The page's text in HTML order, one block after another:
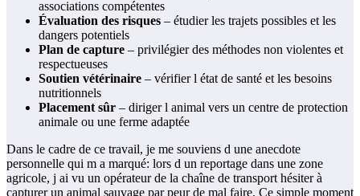
associations compétentes
Évaluation des risques – étudier les trajets possibles et les
dangers potentiels
Plan de capture – privilégier des méthodes non violentes et
respectueuses
Soutien vétérinaire – vérifier l état de santé et les besoins
nutritionnels
Placement sûr – diriger l animal vers un centre de protection
animale ou une ferme adaptée
Dans le cadre de ce travail, je me souviens d une anecdote
personnelle qui m a marqué: lors d un reportage dans une zone
agricole, j ai vu un opérateur de la chaîne de transport hésiter à
capturer un animal sauvage par peur de mal faire. Ce simple moment